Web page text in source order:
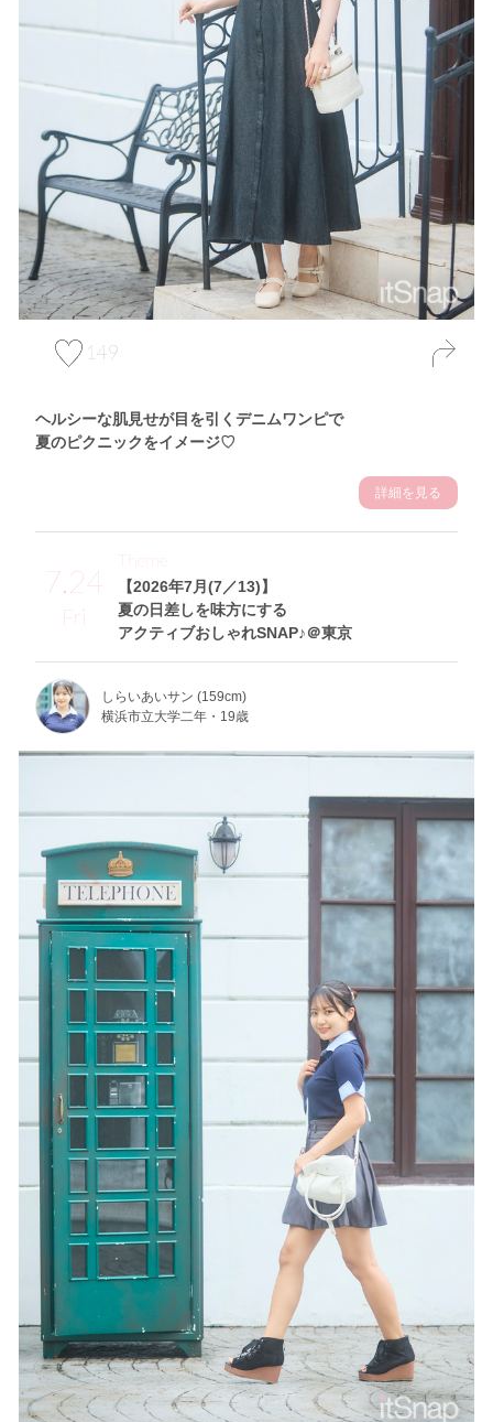
149
ヘルシーな肌見せが目を引くデニムワンピで
夏のピクニックをイメージ♡
詳細を見る
7.24
Fri
【2026年7月(7／13)】
夏の日差しを味方にする
アクティブおしゃれSNAP♪＠東京
Theme
しらいあいサン (159cm)
横浜市立大学二年・19歳